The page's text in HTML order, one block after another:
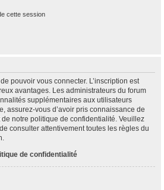
cette session
pouvoir vous connecter. L’inscription est
avantages. Les administrateurs du forum
supplémentaires aux utilisateurs
assurez-vous d’avoir pris connaissance de
notre politique de confidentialité. Veuillez
consulter attentivement toutes les règles du
de confidentialité